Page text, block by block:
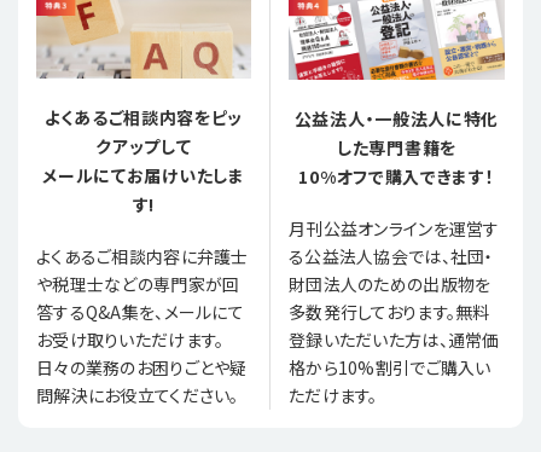
よくあるご相談内容をピッ
クアップして
メールにてお届けいたしま
す!
よくあるご相談内容に弁護士
や税理士などの専門家が回
答するQ&A集を、メールにて
お受け取りいただけます。
日々の業務のお困りごとや疑
問解決にお役立てください。
公益法人・一般法人に特化
した専門書籍を
10%オフで購入できます！
月刊公益オンラインを運営す
る公益法人協会では、社団・
財団法人のための出版物を
多数発行しております。無料
登録いただいた方は、通常価
格から10%割引でご購入い
ただけます。